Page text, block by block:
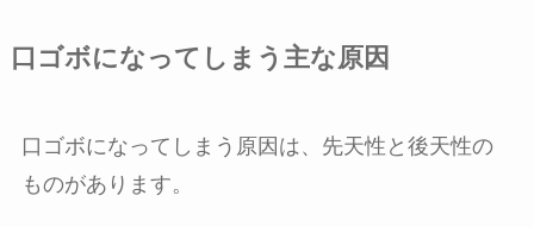
口ゴボになってしまう主な原因
口ゴボになってしまう原因は、先天性と後天性の
ものがあります。